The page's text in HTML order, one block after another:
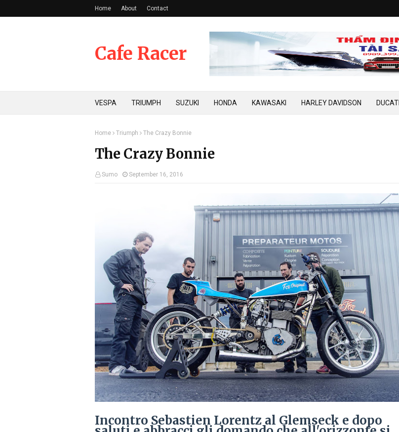
Home About Contact
Cafe Racer
VESPA TRIUMPH SUZUKI HONDA KAWASAKI HARLEY DAVIDSON DUCATI
Home Triumph The Crazy Bonnie
The Crazy Bonnie
Sumo September 16, 2016
Incontro Sebastien Lorentz al Glemseck e dopo